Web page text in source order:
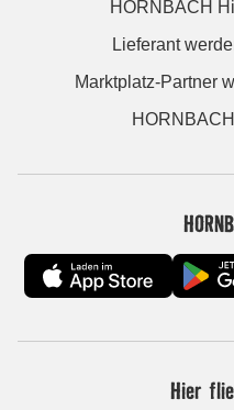
HORNBACH
Lieferant
Marktplatz-Partner
Hier